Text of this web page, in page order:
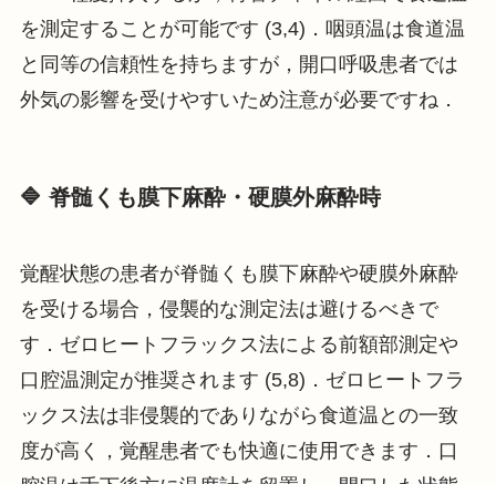
を測定することが可能です (3,4)．咽頭温は食道温
と同等の信頼性を持ちますが，開口呼吸患者では
外気の影響を受けやすいため注意が必要ですね．
🔷 脊髄くも膜下麻酔・硬膜外麻酔時
覚醒状態の患者が脊髄くも膜下麻酔や硬膜外麻酔
を受ける場合，侵襲的な測定法は避けるべきで
す．ゼロヒートフラックス法による前額部測定や
口腔温測定が推奨されます (5,8)．ゼロヒートフラ
ックス法は非侵襲的でありながら食道温との一致
度が高く，覚醒患者でも快適に使用できます．口